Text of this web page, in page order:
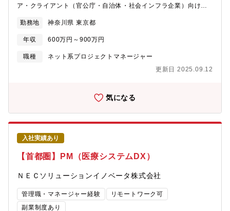
ア・クライアント（官公庁・自治体・社会インフラ企業）向け
おけるプロジェクトマネジメントをお任せいたします。◆顧客の
要求を分析し、顧客の求めているものや課題を解決するために最
適なソリューションを提案し、同社が受託した開発案件をプロジ
ェクトリーダーとして牽引していただきます。◆同社は、GISとい
えられる製品カスタマイズにより高い評価を受けています。その
クトのマネジメントを担当する、現場のリーディングポジション
として活躍いただきます。◆CAD/GISが一般に使われ始めて40年
以上が経った今、当社ではGIS及び空間情報が秘める価値の再定義
を行っています。「AI」「クラウド」「準天頂衛星システム」
「IoT」「ドローン」「5G」「自動運転」「GX（グリーン・トラ
ンスフォーメーション）」「ジオマーケティング」「XR」
「NFT」「ブロックチェーン」「メタバース」等、様々な産業や
先端技術が台頭し、時代が大きく変遷する中、GISは無限の進化の
可能性を秘めています。◆他分野とのテクノロジーやビッグデー
タと融合をし、toB/toC領域問わず新たなUX（顧客体験）を実現
し、今まで以上にあらゆる社会課題の解決をしていきたいと考え
ています。【具体的な業務内容】・要件定義・メンバーのマネジ
勤務地 神奈川県 東京都
年収 600万円～900万円
職種
ネット系プロジェクトマネージャー
更新日 2025.09.12
気になる
入社実績あり
【首都圏】PM（医療システムDX）
ＮＥＣソリューションイノベータ株式会社
管理職・マネージャー経験
リモートワーク可
副業制度あり